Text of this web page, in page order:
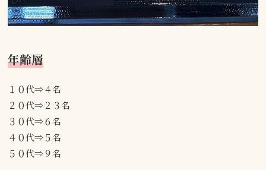
年齢層
１０代⇒４名
２０代⇒２３名
３０代⇒６名
４０代⇒５名
５０代⇒９名